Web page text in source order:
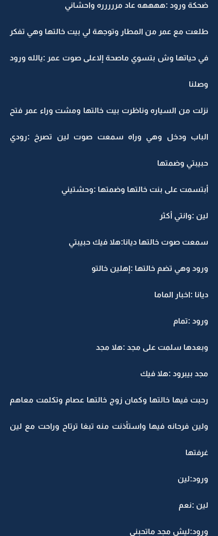
ضحكة ورود :ههههه عاد مررررره واحشاني
طلعت مع عمر من المطار وتوجهة لي بيت خالتها وهي تفكر
في حياتها وش بتسوي ماصحة إلاعلى صوت عمر :يالله ورود
وصلنا
نزلت من السياره وناظرت بيت خالتها ومشت وراء عمر فتح
الباب ودخل وهي وراه سمعت صوت لين تصرخ :رودي
حبيبتي وضمتها
أبتسمت على بنت خالتها وضمتها :وحشتيني
لين :وانتي أكثر
سمعت صوت خالتها ديانا:هلا فيك حبيبتي
ورود وهي تضم خالتها :إهلين خالتو
ديانا :اخبار الماما
ورود :تمام
وبعدها سلمت على مجد :هلا مجد
مجد بيبرود :هلا فيك
رحبت فيها خالتها وكمان زوج خالتها عصام وتكلمت معاهم
ولين فرحانه فيها واستأذنت منه تبغا ترتاح وراحت مع لين
غرفتها
ورود:لين
لين :نعم
ورود:ليش مجد ماتحبني